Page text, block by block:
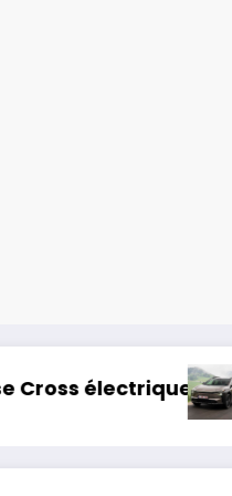
: clone de Scenic !
Toyota BZ4X